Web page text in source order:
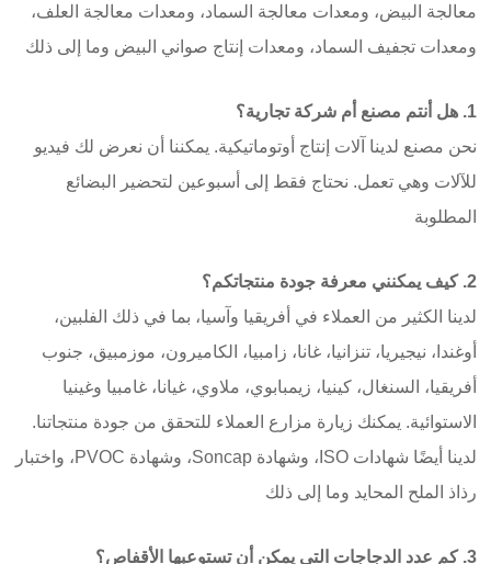
معالجة البيض، ومعدات معالجة السماد، ومعدات معالجة العلف،
ومعدات تجفيف السماد، ومعدات إنتاج صواني البيض وما إلى ذلك
1. هل أنتم مصنع أم شركة تجارية؟
نحن مصنع لدينا آلات إنتاج أوتوماتيكية. يمكننا أن نعرض لك فيديو
للآلات وهي تعمل. نحتاج فقط إلى أسبوعين لتحضير البضائع
المطلوبة
2. كيف يمكنني معرفة جودة منتجاتكم؟
لدينا الكثير من العملاء في أفريقيا وآسيا، بما في ذلك الفلبين،
أوغندا، نيجيريا، تنزانيا، غانا، زامبيا، الكاميرون، موزمبيق، جنوب
أفريقيا، السنغال، كينيا، زيمبابوي، ملاوي، غيانا، غامبيا وغينيا
الاستوائية. يمكنك زيارة مزارع العملاء للتحقق من جودة منتجاتنا.
لدينا أيضًا شهادات ISO، وشهادة Soncap، وشهادة PVOC، واختبار
رذاذ الملح المحايد وما إلى ذلك
3. كم عدد الدجاجات التي يمكن أن تستوعبها الأقفاص؟